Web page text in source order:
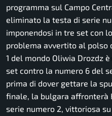
programma sul Campo
eliminato la testa di serie
imponendosi in tre set con
problema avvertito al polso
1 del mondo Oliwia Drozdz
set contro la numero 6 del
prima di dover gettare la
finale, la bulgara affronterà
serie numero 2, vittoriosa